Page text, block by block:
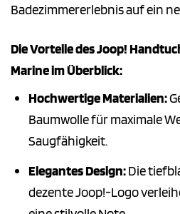
Badezimmererlebnis auf ein
Die Vorteile des Joop!
Marine im Überblick:
Hochwertige Materialien:
Baumwolle für maximale
Saugfähigkeit.
Elegantes Design:Die
dezente Joop!-Logo